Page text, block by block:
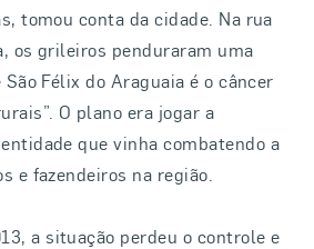
tomou conta da cidade. Na rua
os grileiros penduraram uma
Félix do Araguaia é o câncer
O plano era jogar a
que vinha combatendo a
e fazendeiros na região.
a situação perdeu o controle e